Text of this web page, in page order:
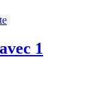
1